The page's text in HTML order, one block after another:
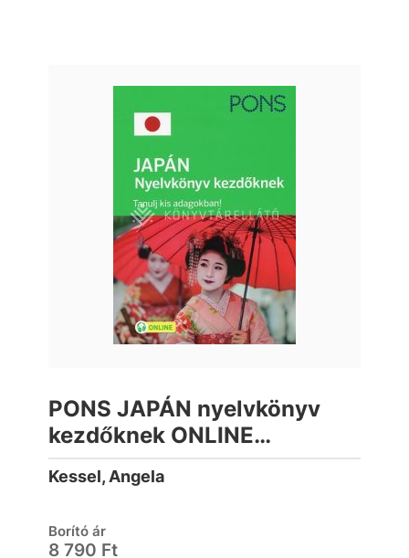
PONS JAPÁN nyelvkönyv
kezdőknek ONLINE
letölthető hanganyag
Kessel, Angela
Borító ár
8 790 Ft